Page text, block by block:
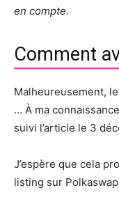
en compte.
Comment
Malheureusement,
… À ma
suivi l’article le 3
J’espère que cela
listing sur